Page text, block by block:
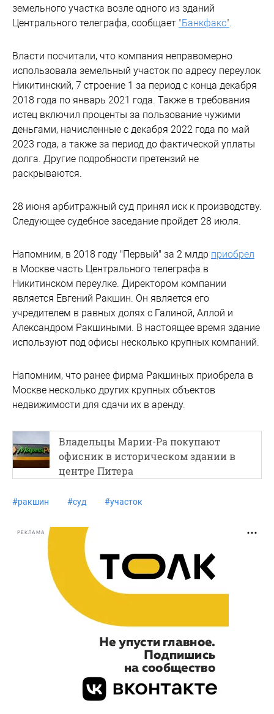
земельного участка возле одного из зданий
Центрального телеграфа, сообщает "Банкфакс"
Власти посчитали, что компания неправомерно
использовала земельный участок по адресу переулок
Никитинский, 7 строение 1 за период с конца декабря
2018 года по январь 2021 года. Также в требования
истец включил проценты за пользование чужими
деньгами, начисленные с декабря 2022 года по май
2023 года, а также за период до фактической уплаты
долга. Другие подробности претензий не
раскрываются.
28 июня арбитражный суд принял иск к производству.
Следующее судебное заседание пройдет 28 июля.
Напомним, в 2018 году "Первый" за 2 млдр приобрел
в Москве часть Центрального телеграфа в
Никитинском переулке. Директором компании
является Евгений Ракшин. Он является его
учредителем в равных долях с Галиной, Аллой и
Александром Ракшиными. В настоящее время здание
используют под офисы несколько крупных компаний.
Напомним, что ранее фирма Ракшиных приобрела в
Москве несколько других крупных объектов
недвижимости для сдачи их в аренду.
Владельцы Марии-Ра покупают
офисник в историческом здании в
центре Питера
#ракшин #суд #участок
РЕКЛАМА